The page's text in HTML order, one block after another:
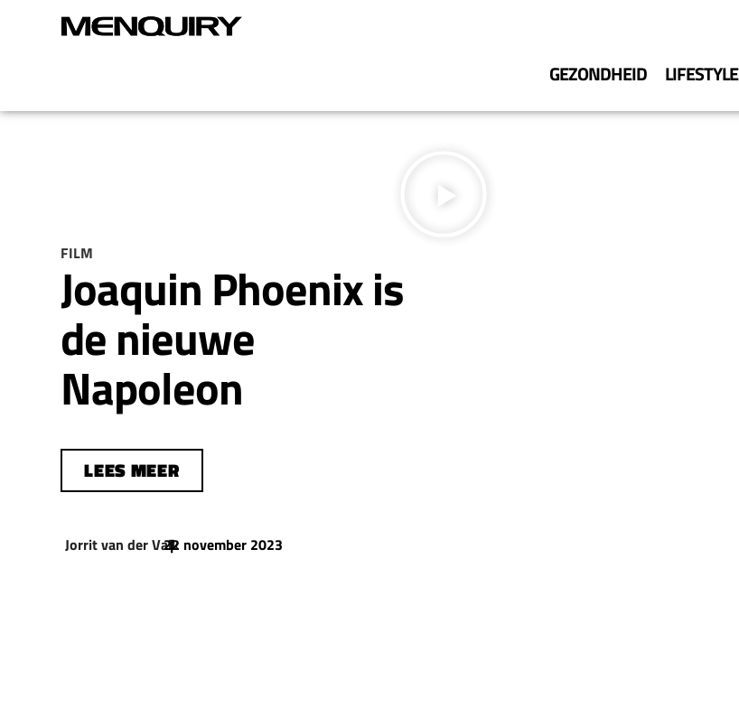
GEZONDHEID LIFESTYLE
FILM
Joaquin Phoenix is
de nieuwe
Napoleon
LEES MEER
Jorrit van der Valk
|
22 november 2023